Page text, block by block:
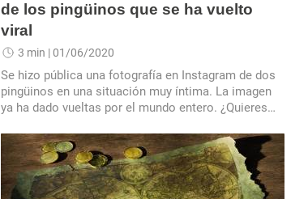
de los pingüinos que se ha vuelto
viral
3 min | 01/06/2020
Se hizo pública una fotografía en Instagram de dos
pingüinos en una situación muy íntima. La imagen
ya ha dado vueltas por el mundo entero. ¿Quieres